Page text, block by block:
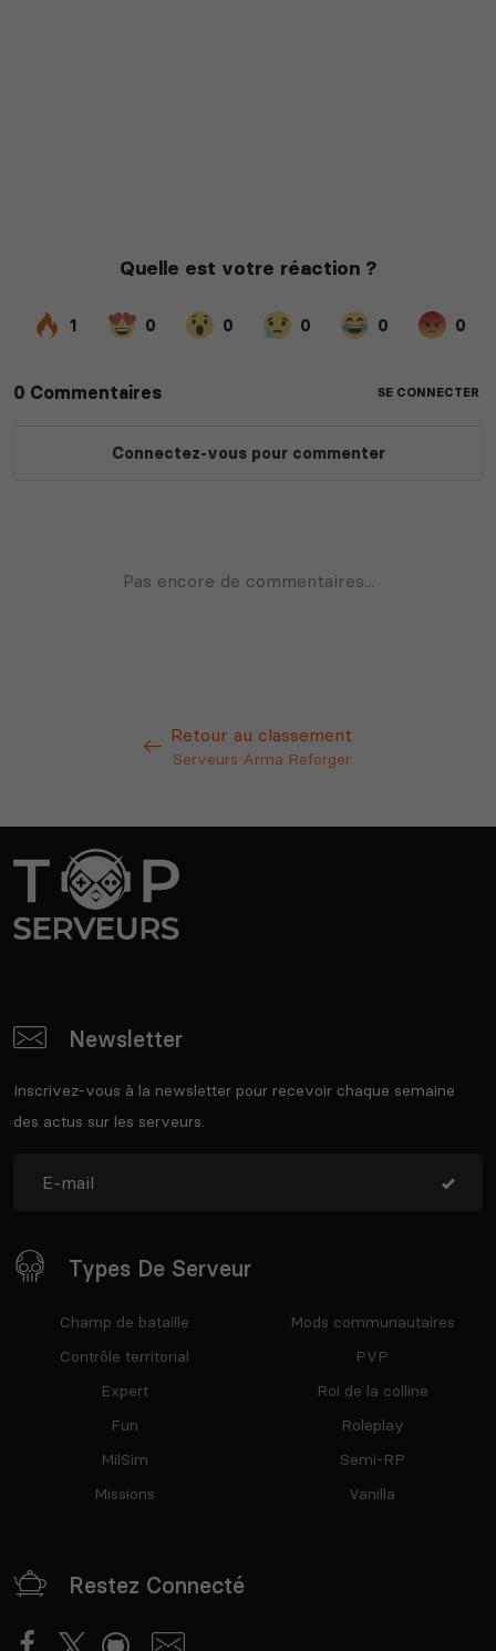
Retour au classement
Serveurs Arma Reforger
Newsletter
Inscrivez-vous à la newsletter pour recevoir chaque semaine
des actus sur les serveurs.
Types De Serveur
Champ de bataille
Contrôle territorial
Expert
Fun
MilSim
Missions
Mods communautaires
PVP
Roi de la colline
Roleplay
Semi-RP
Vanilla
Restez Connecté